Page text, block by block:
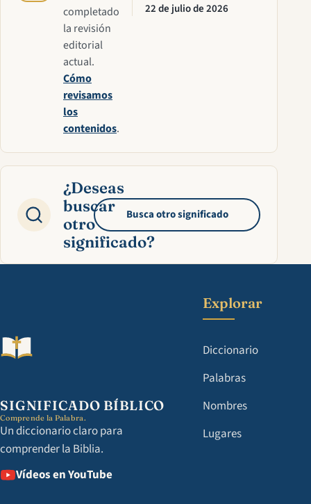
completado
la revisión
editorial
actual.
Cómo
revisamos
los
contenidos.
22 de julio de 2026
¿Deseas
buscar
otro
significado?
Busca otro significado
SIGNIFICADO BÍBLICO
Comprende la Palabra.
Un diccionario claro para
comprender la Biblia.
Vídeos en YouTube
Explorar
Diccionario
Palabras
Nombres
Lugares